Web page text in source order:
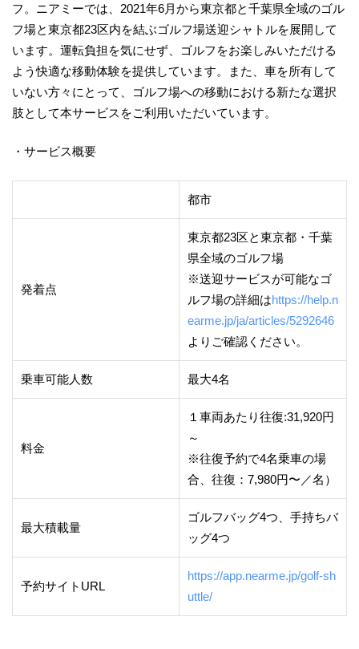
フ。ニアミーでは、2021年6月から東京都と千葉県全域のゴル
フ場と東京都23区内を結ぶゴルフ場送迎シャトルを展開して
います。運転負担を気にせず、ゴルフをお楽しみいただける
よう快適な移動体験を提供しています。また、車を所有して
いない方々にとって、ゴルフ場への移動における新たな選択
肢として本サービスをご利用いただいています。
・サービス概要
都市
発着点
東京都23区と東京都・千葉
県全域のゴルフ場
※送迎サービスが可能なゴ
ルフ場の詳細はhttps://help.n
earme.jp/ja/articles/5292646
よりご確認ください。
乗車可能人数 最大4名
料金
１車両あたり往復:31,920円
～
※往復予約で4名乗車の場
合、往復：7,980円〜／名）
最大積載量
ゴルフバッグ4つ、手持ちバ
ッグ4つ
予約サイトURL
https://app.nearme.jp/golf-sh
uttle/